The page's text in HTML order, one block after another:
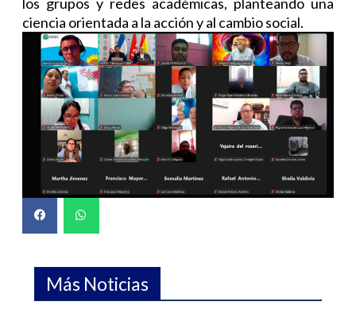
ciencia orientada a la acción y al cambio social.
Más Noticias